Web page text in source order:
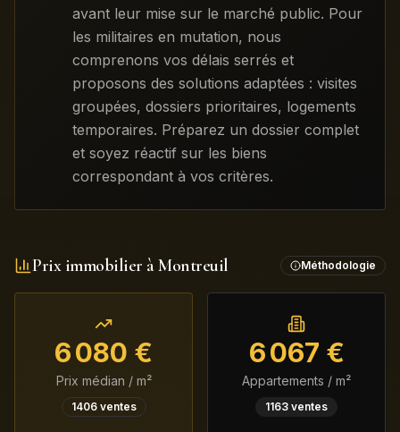
avant leur mise sur le marché public. Pour
les militaires en mutation, nous
comprenons vos délais serrés et
proposons des solutions adaptées : visites
groupées, dossiers prioritaires, logements
temporaires. Préparez un dossier complet
et soyez réactif sur les biens
correspondant à vos critères.
Prix immobilier à Montreuil Méthodologie
6 080 €
Prix médian / m²
1406ventes
6 067 €
Appartements / m²
1163 ventes